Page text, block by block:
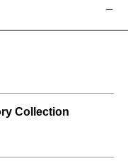
Collection